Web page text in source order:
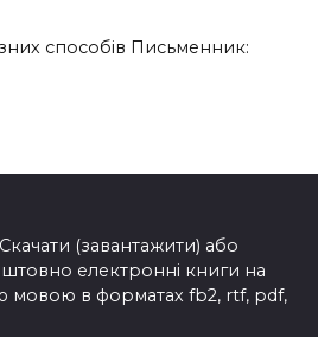
способів Письменник:
(завантажити) або
електронні книги на
мовою в форматах fb2, rtf, pdf,